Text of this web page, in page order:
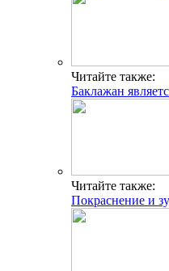
Читайте также:
Баклажан
Читайте также:
Покраснение и